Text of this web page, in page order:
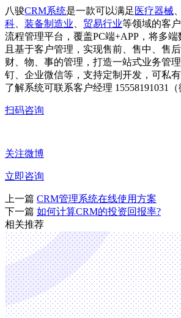
八骏CRM系统是一款可以满足 医疗器械
科
装备制造业 贸易行业等领域的客
流程管理平台，覆盖PC端+APP，将多
且基于客户管理，实现售前、售中、售
财、物、事的管理，打造一站式业务管
钉、企业微信等，支持定制开发，可私
了解系统可联系客户经理 15558191031（
扫码咨询
关注微博
立即咨询
上一篇 CRM管理系统在线使用方案
下一篇 如何计算CRM的投资回报率?
相关推荐